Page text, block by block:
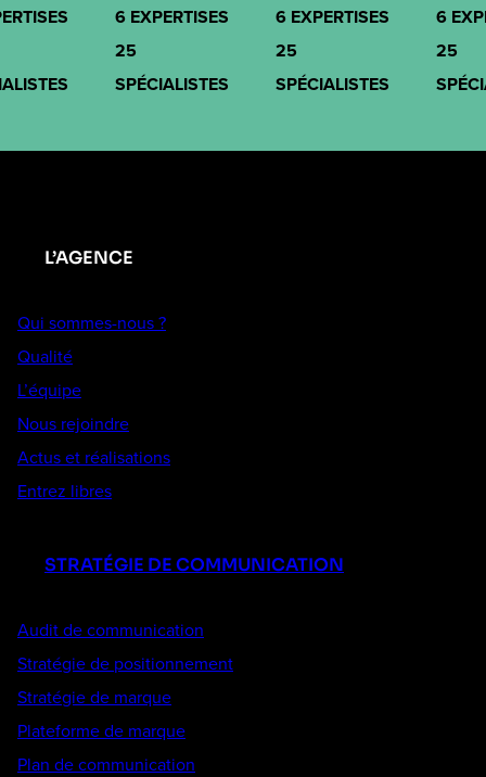
6 EXPERTISES
25
SPÉCIALISTES
6 EXPERTISES
25
SPÉCIALISTES
6
25
L’AGENCE
Qui sommes-nous ?
Qualité
L’équipe
Nous rejoindre
Actus et réalisations
Entrez libres
STRATÉGIE DE COMMUNICATION
Audit de communication
Stratégie de positionnement
Stratégie de marque
Plateforme de marque
Plan de communication